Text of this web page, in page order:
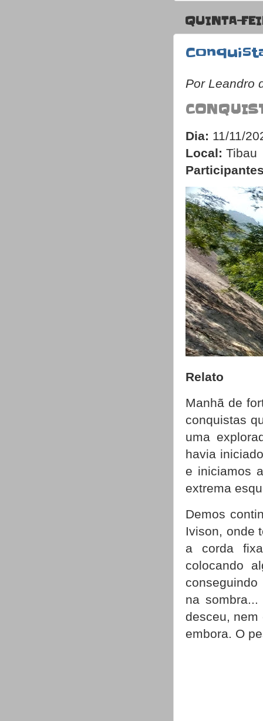
QUINTA-
Por Leandro
Dia: 11/11/
Local: Tibau
Relato
Manhã de
conquistas
uma
havia
e iniciamos
extrema
Demos
Ivison, onde
a corda
colocando
na
desceu, nem
embora. O